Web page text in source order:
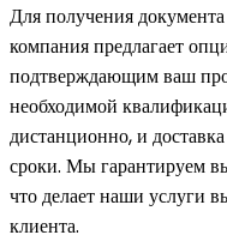
Для получения
компания предлагает
подтверждающим ваш
необходимой
дистанционно, и
сроки. Мы гарантируем
что делает наши услуги
клиента.